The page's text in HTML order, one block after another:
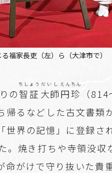
福家長吏（左）ら（大津市で）
の智証
ちしょう
大師
だいし
円珍
えんちん
（
るなどした古文書類
界の記憶」に登録さ
。焼き打ちや寺領没収
がけで守り抜いた貴